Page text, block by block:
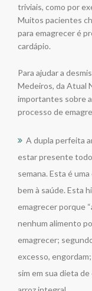
triviais, como por
Muitos pacientes
para emagrecer é
cardápio.
Para ajudar a
Medeiros, da Atual
importantes sobre
processo de
A dupla perfeita
estar presente
semana. Esta é
bem à saúde. Esta
emagrecer porque
nenhum alimento
emagrecer;
excesso,
sim em sua dieta